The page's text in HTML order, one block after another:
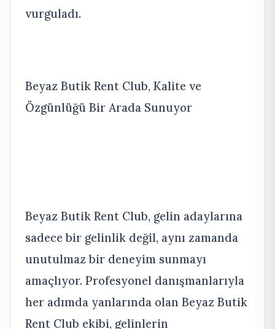
vurguladı.
Beyaz Butik Rent Club, Kalite ve
Özgünlüğü Bir Arada Sunuyor
Beyaz Butik Rent Club, gelin adaylarına
sadece bir gelinlik değil, aynı zamanda
unutulmaz bir deneyim sunmayı
amaçlıyor. Profesyonel danışmanlarıyla
her adımda yanlarında olan Beyaz Butik
Rent Club ekibi, gelinlerin